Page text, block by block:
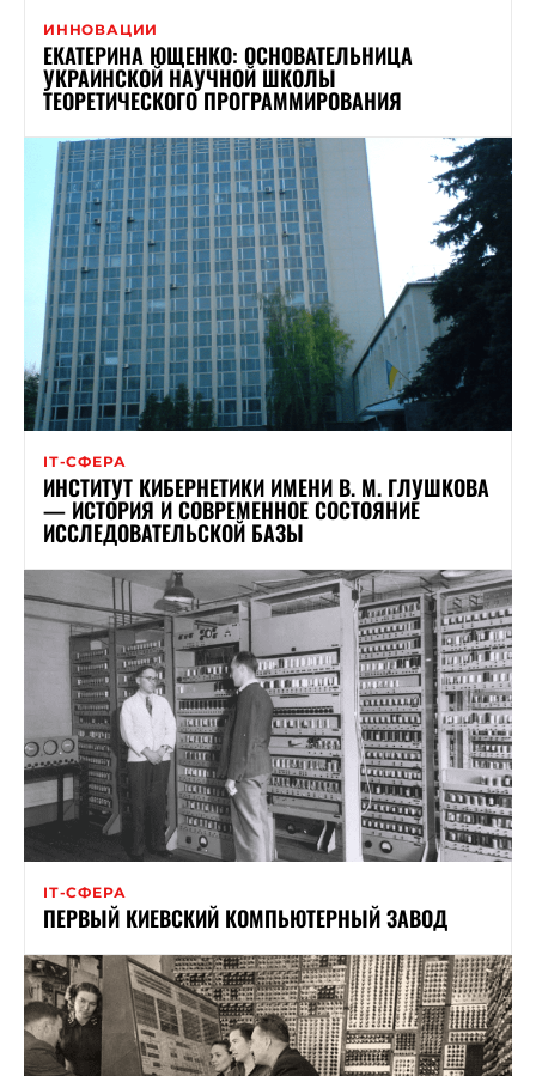
ИННОВАЦИИ
ЕКАТЕРИНА ЮЩЕНКО: ОСНОВАТЕЛЬНИЦА
УКРАИНСКОЙ НАУЧНОЙ ШКОЛЫ
ТЕОРЕТИЧЕСКОГО ПРОГРАММИРОВАНИЯ
ІТ-СФЕРА
ИНСТИТУТ КИБЕРНЕТИКИ ИМЕНИ В. М. ГЛУШКОВА
— ИСТОРИЯ И СОВРЕМЕННОЕ СОСТОЯНИЕ
ИССЛЕДОВАТЕЛЬСКОЙ БАЗЫ
ІТ-СФЕРА
ПЕРВЫЙ КИЕВСКИЙ КОМПЬЮТЕРНЫЙ ЗАВОД